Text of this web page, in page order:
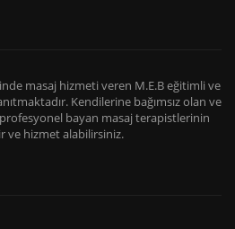
masaj hizmeti veren M.E.B eğitimli ve
Kendilerine bağımsız olan ve
bayan masaj terapistlerinin
ve hizmet alabilirsiniz.